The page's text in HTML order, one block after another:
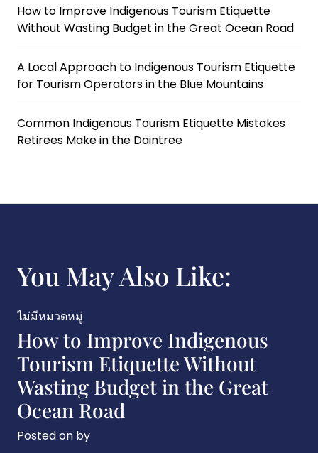
How to Improve Indigenous Tourism Etiquette
Without Wasting Budget in the Great Ocean Road
A Local Approach to Indigenous Tourism Etiquette
for Tourism Operators in the Blue Mountains
Common Indigenous Tourism Etiquette Mistakes
Retirees Make in the Daintree
You May Also Like:
ไม่มีหมวดหมู่
How to Improve Indigenous
Tourism Etiquette Without
Wasting Budget in the Great
Ocean Road
Posted onby